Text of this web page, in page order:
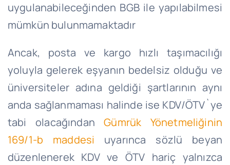
uygulanabileceğinden BGB ile yapılabilmesi
mümkün bulunmamaktadır
Ancak, posta ve kargo hızlı taşımacılığı
yoluyla gelerek eşyanın bedelsiz olduğu ve
üniversiteler adına geldiği şartlarının aynı
anda sağlanmaması halinde ise KDV/ÖTV`ye
tabi olacağındanGümrük Yönetmeliğinin
169/1-b maddesi uyarınca sözlü beyan
düzenlenerek KDV ve ÖTV hariç yalnızca